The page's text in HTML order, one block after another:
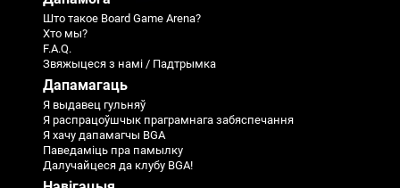
Што такое Board Game Arena?
Хто мы?
F.A.Q.
Звяжыцеся з намі / Падтрымка
Дапамагаць
Я выдавец гульняў
Я распрацоўшчык праграмнага забяспечання
Я хачу дапамагчы BGA
Паведаміць пра памылку
Далучайцеся да клубу BGA!